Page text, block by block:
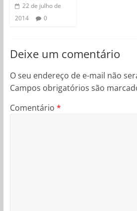
22 de julho de
2014
0
Deixe um comentário
O seu endereço de e-mail não
Campos obrigatórios são
Comentário *